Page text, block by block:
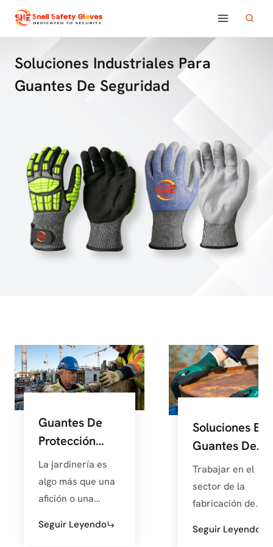
Saltar
contenido
Soluciones Industriales Para
Guantes De Seguridad
Guantes De
Protección
Para
Jardinería
Solución
La jardinería es
algo más que una
afición o una
sinfonía de la
Seguir Leyendo
Soluciones En
Guantes De
Protección
La Industria
Metalúrgica
Trabajar en el
sector de la
fabricación de
fácil. Desde la
Seguir Leyendo